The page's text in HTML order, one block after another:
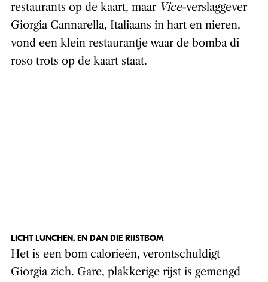
restaurants op de kaart, maar Vice-verslaggever
Giorgia Cannarella, Italiaans in hart en nieren,
vond een klein restaurantje waar de bomba di
roso trots op de kaart staat.
LICHT LUNCHEN, EN DAN DIE RIJSTBOM
Het is een bom calorieën, verontschuldigt
Giorgia zich. Gare, plakkerige rijst is gemengd